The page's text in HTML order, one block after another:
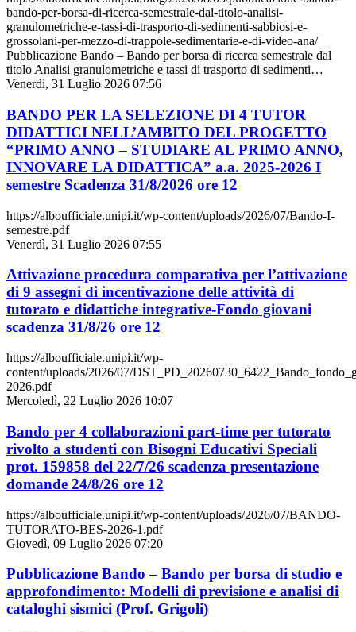
bando-per-borsa-di-ricerca-semestrale-dal-titolo-analisi-
granulometriche-e-tassi-di-trasporto-di-sedimenti-sabbiosi-e-
grossolani-per-mezzo-di-trappole-sedimentarie-e-di-video-ana/
Pubblicazione Bando – Bando per borsa di ricerca semestrale dal
titolo Analisi granulometriche e tassi di trasporto di sedimenti…
Venerdì, 31 Luglio 2026 07:56
BANDO PER LA SELEZIONE DI 4 TUTOR
DIDATTICI NELL’AMBITO DEL PROGETTO
“PRIMO ANNO – STUDIARE AL PRIMO ANNO,
INNOVARE LA DIDATTICA” a.a. 2025-2026 I
semestre Scadenza 31/8/2026 ore 12
https://alboufficiale.unipi.it/wp-content/uploads/2026/07/Bando-I-
semestre.pdf
Venerdì, 31 Luglio 2026 07:55
Attivazione procedura comparativa per l’attivazione
di 9 assegni di incentivazione delle attività di
tutorato e didattiche integrative-Fondo giovani
scadenza 31/8/26 ore 12
https://alboufficiale.unipi.it/wp-
content/uploads/2026/07/
2026.pdf
Mercoledì, 22 Luglio 2026 10:07
Bando per 4 collaborazioni part-time per tutorato
rivolto a studenti con Bisogni Educativi Speciali
prot. 159858 del 22/7/26 scadenza presentazione
domande 24/8/26 ore 12
https://alboufficiale.unipi.it/wp-content/uploads/2026/07/BANDO-
TUTORATO-BES-2026-1.pdf
Giovedì, 09 Luglio 2026 07:20
Pubblicazione Bando – Bando per borsa di studio e
approfondimento: Modelli di previsione e analisi di
cataloghi sismici (Prof. Grigoli)